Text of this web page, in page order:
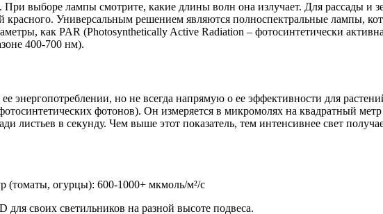
выборе лампы смотрите, какие длины волн она излучает. Для рассады и
Универсальным решением являются полноспектральные лампы,
как PAR (Photosynthetically Active Radiation – фотосинтетически
400-700 нм).
но не всегда напрямую о ее эффективности для
фотонов). Он измеряется в микромолях на квадратный
листьев в секунду. Чем выше этот показатель, тем интенсивнее свет
(томаты, огурцы): 600-1000+ мкмоль/м²/с
своих светильников на разной высоте подвеса.